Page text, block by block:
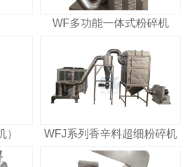
WF多功能一体式粉碎机
WFJ系列香辛料超细粉碎机